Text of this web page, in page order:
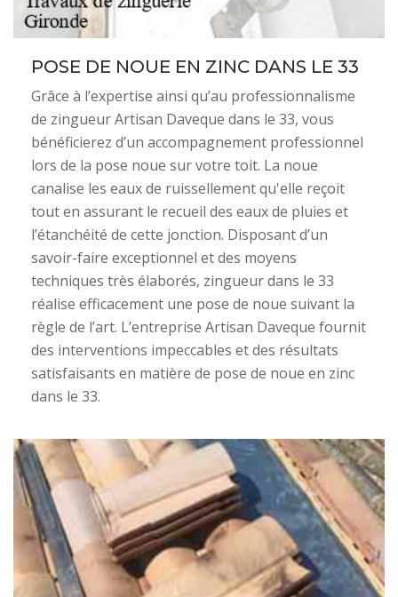
POSE DE NOUE EN ZINC DANS LE 33
Grâce à l’expertise ainsi qu’au professionnalisme
de zingueur Artisan Daveque dans le 33, vous
bénéficierez d’un accompagnement professionnel
lors de la pose noue sur votre toit. La noue
canalise les eaux de ruissellement qu'elle reçoit
tout en assurant le recueil des eaux de pluies et
l’étanchéité de cette jonction. Disposant d’un
savoir-faire exceptionnel et des moyens
techniques très élaborés, zingueur dans le 33
réalise efficacement une pose de noue suivant la
règle de l’art. L’entreprise Artisan Daveque fournit
des interventions impeccables et des résultats
satisfaisants en matière de pose de noue en zinc
dans le 33.